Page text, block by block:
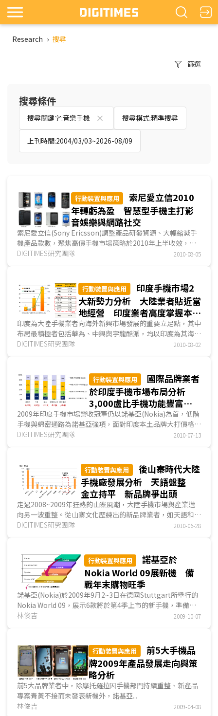
Research › 搜尋
篩選
搜尋條件
搜尋關鍵字:音樂手機 搜尋模式:精準搜尋
上刊時間:2004/03/03~2026-08/09
行動裝置與應用
索尼愛立信2010
年轉虧為盈 智慧型手機主打影
音娛樂與網路社交
索尼愛立信(Sony Ericsson)調整產品研發資源、大幅縮減手
機產品款數，聚焦高價手機市場策略於2010年上半收效，
2010年第1季起轉虧為盈，連續2季獲利。智慧型手機、音樂
Android平台手機，但以採Android作業系統的Xperia系列比
重較高...
DIGITIMES研究團隊 2010-08-05
行動裝置與應用
印度手機市場2
大新勢力分析 大陸業者貼近當
地經營 印度業者高度掌握本土
化需求
印度為大陸手機業者向海外新興市場發展的重要立足點，其中
布局最積極者包括華為、中興與宇龍酷派，均以印度為其海外
手機出貨量最大國家。另一方面隨著印度消費者對手機性價比
的重要勢力...
DIGITIMES研究團隊 2010-08-02
行動裝置與應用
國際品牌業者
於印度手機市場布局分析
3,000盧比手機功能豐富
1.5萬盧比為激戰區
2009年印度手機市場營收冠軍仍以諾基亞(Nokia)為首，低階
手機與綿密通路為諾基亞強項，面對印度本土品牌大打價格
戰，諾基亞則以新興國家特有的行動服務Nokia Money、
DIGITIMES研究團隊 2010-07-13
行動裝置與應用
後山寨時代大陸
手機廠發展分析 天語盤整
金立持平 新品牌爭出頭
走過2008~2009年狂熱的山寨風潮，大陸手機市場與產業邁
向另一波重整。從山寨文化歷練出的新品牌業者，如天語和金
立，欲擺脫「山寨」之名的策略調整，在尚未嚐到成果前卻先
DIGITIMES研究團隊 2010-06-28
行動裝置與應用
諾基亞於
Nokia World 09展新機 備
戰年末購物旺季
諾基亞(Nokia)於2009年9月2~3日在德國Stuttgart所舉行的
Nokia World 09，展示6款將於第4季上市的新手機，準備搶
食年末購物旺季商機。在新機中，最受矚目的...
林俊吉 2009-10-07
行動裝置與應用
前5大手機品
牌2009年產品發展走向與策
略分析
前5大品牌業者中，除摩托羅拉因手機部門持續重整、新產品
專案青黃不接而未發表新機外，諾基亞...
林俊吉
2009-04-08